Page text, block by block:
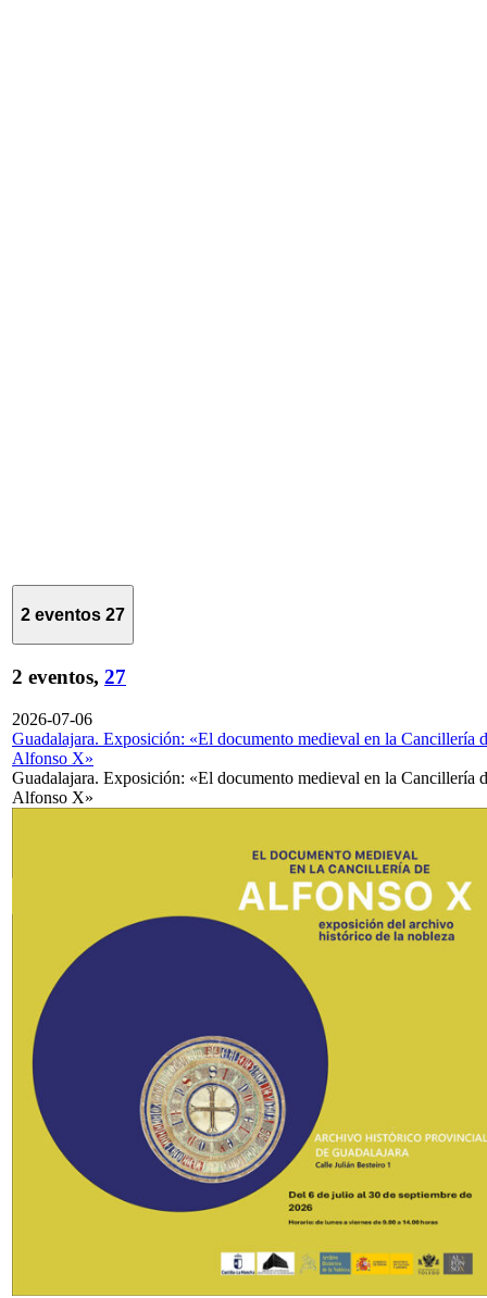
2 eventos 27
2 eventos, 27
2026-07-06
Guadalajara. Exposición: «El documento medieval en la Cancillería
Alfonso X»
Guadalajara. Exposición: «El documento medieval en la Cancillería
Alfonso X»